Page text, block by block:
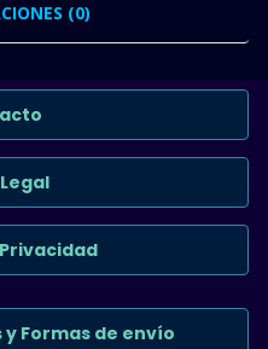
(0)
Formas de envío